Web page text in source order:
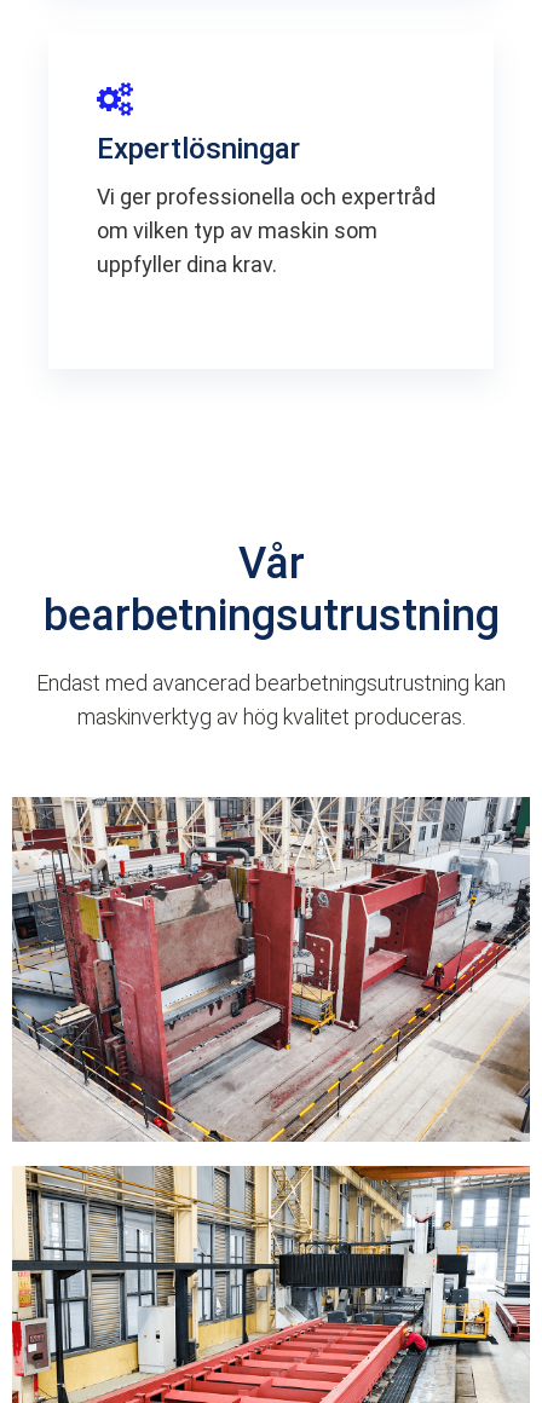
Expertlösningar
Vi ger professionella och expertråd
om vilken typ av maskin som
uppfyller dina krav.
Vår
bearbetningsutrustning
Endast med avancerad bearbetningsutrustning kan
maskinverktyg av hög kvalitet produceras.